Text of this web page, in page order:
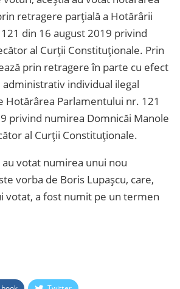
retragere parțială a Hotărârii
din 16 august 2019 privind
al Curții Constituționale. Prin
prin retragere în parte cu efect
individual ilegal
Hotărârea Parlamentului nr. 121
privind numirea Domnicăi Manole
al Curții Constituționale.
votat numirea unui nou
vorba de Boris Lupașcu, care,
votat, a fost numit pe un termen